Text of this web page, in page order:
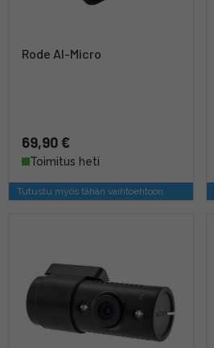
Rode AI-Micro
69,90 €
Toimitus heti
Tutustu myös tähän vaihtoehtoon